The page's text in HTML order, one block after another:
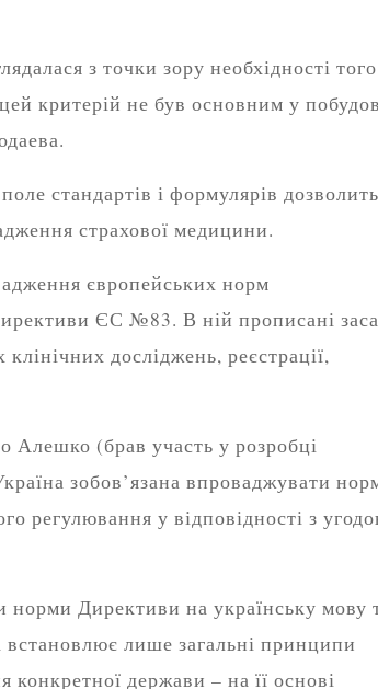
з точки зору необхідності
критерій не був основним у
стандартів і формулярів дозволить
страхової медицини.
європейських норм
ЄС №83. В ній прописані
досліджень, реєстрації,
Алешко (брав участь у розробці
зобов’язана впроваджувати
регулювання у відповідності з
Директиви на українську мову
встановлює лише загальні принципи
держави – на її основі